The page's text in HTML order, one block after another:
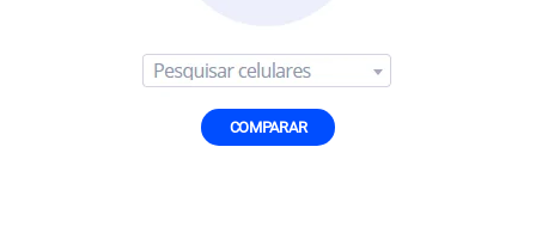
COMPARAR